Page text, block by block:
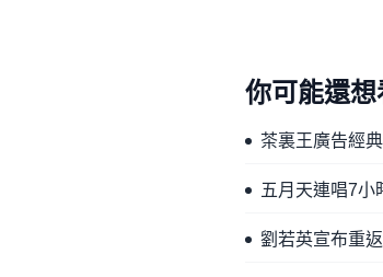
你可能還想
茶裏王廣告經
五月天連唱7
劉若英宣布重